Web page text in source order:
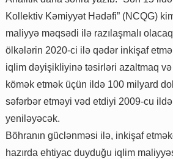
Kollektiv Kəmiyyət Hədəfi” (NCQG)
maliyyə məqsədi ilə razılaşmalı
ölkələrin 2020-ci ilə qədər inkişaf
iqlim dəyişikliyinə təsirləri azaltmaq
kömək etmək üçün ildə 100 milyard
səfərbər etməyi vəd etdiyi 2009-cu
yeniləyəcək.
Böhranın güclənməsi ilə, inkişaf
hazırda ehtiyac duyduğu iqlim